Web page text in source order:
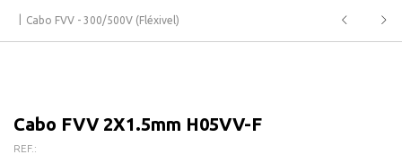
Cabo FVV - 300/500V (Fléxivel)
Cabo FVV 2X1.5mm H05VV-F
REF.: